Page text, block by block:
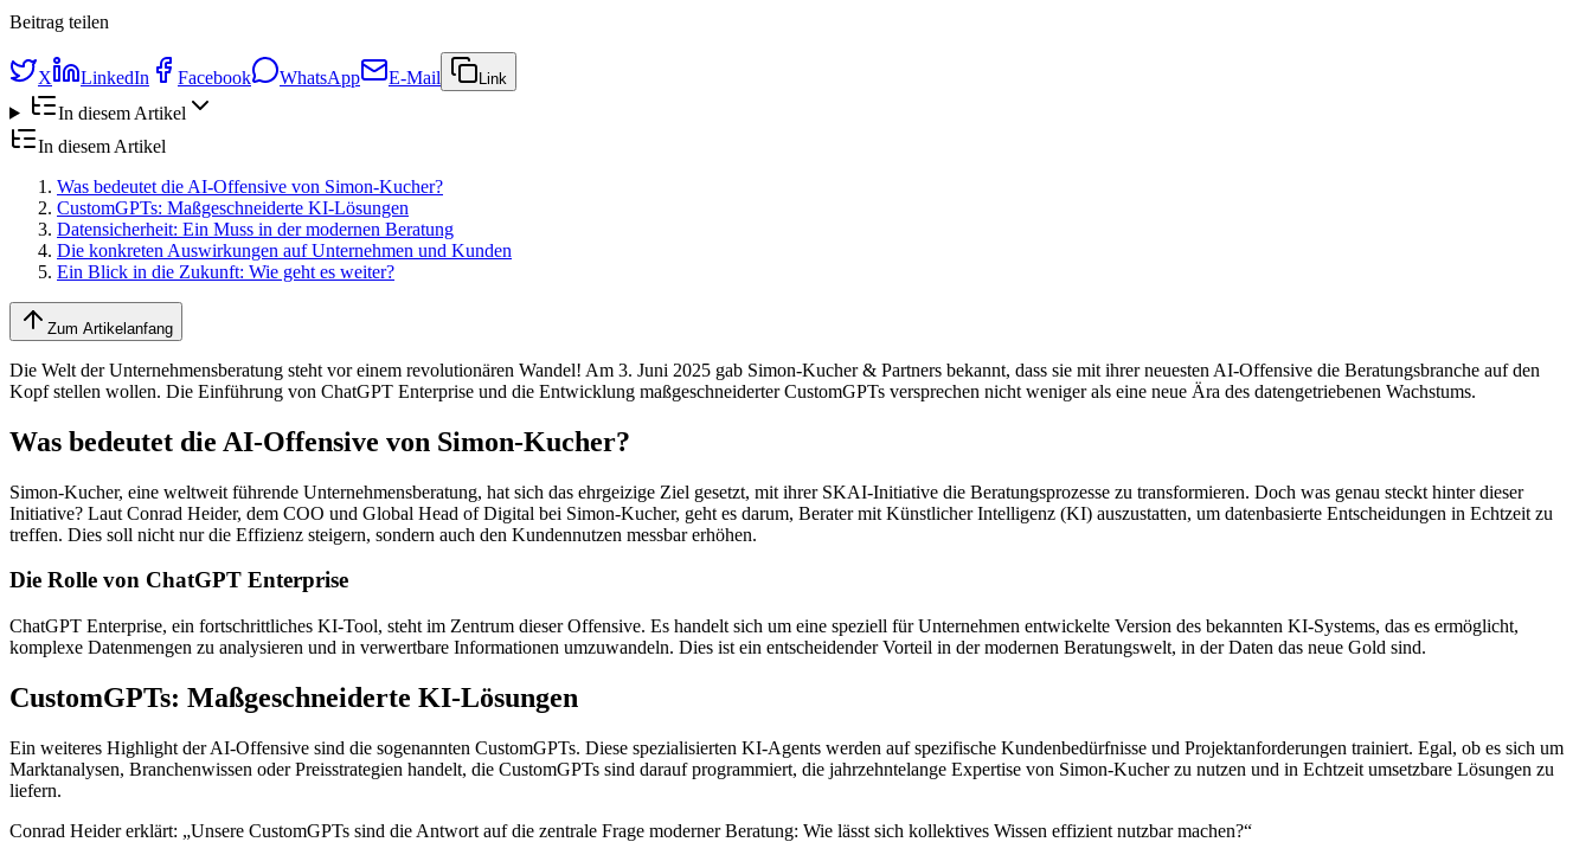
Beitrag teilen
X LinkedIn Facebook WhatsApp E-Mail Link
In diesem Artikel
In diesem Artikel
Was bedeutet die AI-Offensive von Simon-Kucher?
CustomGPTs: Maßgeschneiderte KI-Lösungen
Datensicherheit: Ein Muss in der modernen Beratung
Die konkreten Auswirkungen auf Unternehmen und Kunden
Ein Blick in die Zukunft: Wie geht es weiter?
Zum Artikelanfang
Die Welt der Unternehmensberatung steht vor einem revolutionären Wandel! Am 3. Juni 2025 gab Simon-Kucher & Partners bekannt, dass sie mit ihrer neuesten AI-Offensive die Beratungsbranche auf den
Kopf stellen wollen. Die Einführung von ChatGPT Enterprise und die Entwicklung maßgeschneiderter CustomGPTs versprechen nicht weniger als eine neue Ära des datengetriebenen Wachstums.
Was bedeutet die AI-Offensive von Simon-Kucher?
Simon-Kucher, eine weltweit führende Unternehmensberatung, hat sich das ehrgeizige Ziel gesetzt, mit ihrer SKAI-Initiative die Beratungsprozesse zu transformieren. Doch was genau steckt hinter dieser
Initiative? Laut Conrad Heider, dem COO und Global Head of Digital bei Simon-Kucher, geht es darum, Berater mit Künstlicher Intelligenz (KI) auszustatten, um datenbasierte Entscheidungen in Echtzeit zu
treffen. Dies soll nicht nur die Effizienz steigern, sondern auch den Kundennutzen messbar erhöhen.
Die Rolle von ChatGPT Enterprise
ChatGPT Enterprise, ein fortschrittliches KI-Tool, steht im Zentrum dieser Offensive. Es handelt sich um eine speziell für Unternehmen entwickelte Version des bekannten KI-Systems, das es ermöglicht,
komplexe Datenmengen zu analysieren und in verwertbare Informationen umzuwandeln. Dies ist ein entscheidender Vorteil in der modernen Beratungswelt, in der Daten das neue Gold sind.
CustomGPTs: Maßgeschneiderte KI-Lösungen
Ein weiteres Highlight der AI-Offensive sind die sogenannten CustomGPTs. Diese spezialisierten KI-Agents werden auf spezifische Kundenbedürfnisse und Projektanforderungen trainiert. Egal, ob es sich um
Marktanalysen, Branchenwissen oder Preisstrategien handelt, die CustomGPTs sind darauf programmiert, die jahrzehntelange Expertise von Simon-Kucher zu nutzen und in Echtzeit umsetzbare Lösungen zu
liefern.
Conrad Heider erklärt: „Unsere CustomGPTs sind die Antwort auf die zentrale Frage moderner Beratung: Wie lässt sich kollektives Wissen effizient nutzbar machen?“